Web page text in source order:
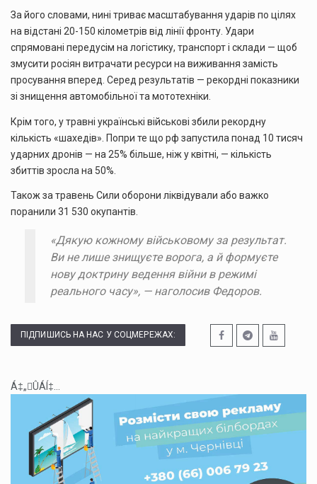
За його словами, нині триваємасштабування ударів по цілях
на відстані 20-150 кілометрів від лінії фронту. Удари
спрямовані передусім на логістику, транспорт і склади — щоб
змусити росіян витрачати ресурси на виживання замість
просування вперед. Серед результатів — рекордні показники
зі знищення автомобільної та мототехніки.
Крім того, у травні українські військові збили рекордну
кількість «шахедів». Попри те що рф запустила понад 10 тисяч
ударних дронів — на 25% більше, ніж у квітні, — кількість
збиттів зросла на 50%.
Також за травень Сили оборони ліквідували або важко
поранили 31 530 окупантів.
«Дякую кожному військовому за результат.
Ви не лише знищуєте ворога, а й формуєте
нову доктрину ведення війни в режимі
реального часу», — наголосив Федоров.
ПІДПИШИСЬ НА НАС У СОЦМЕРЕЖАХ:
Á‡„ÛÁÍ‡...